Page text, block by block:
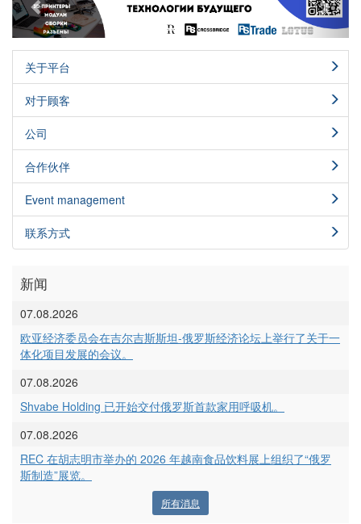
关于平台
对于顾客
公司
合作伙伴
Event management
联系方式
新闻
07.08.2026
欧亚经济委员会在吉尔吉斯斯坦-俄罗斯经济论坛上举行了关于一
体化项目发展的会议。
07.08.2026
Shvabe Holding 已开始交付俄罗斯首款家用呼吸机。
07.08.2026
REC 在胡志明市举办的 2026 年越南食品饮料展上组织了“俄罗
斯制造”展览。
所有消息